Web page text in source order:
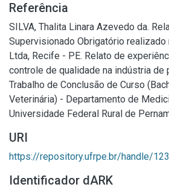
Referência
SILVA, Thalita Linara Azevedo da.
Supervisionado Obrigatório realizado
Ltda, Recife - PE. Relato de
controle de qualidade na indústria de
Trabalho de Conclusão de Curso
Veterinária) - Departamento de
Universidade Federal Rural de
URI
https://repository.ufrpe.br/handle/
Identificador dARK